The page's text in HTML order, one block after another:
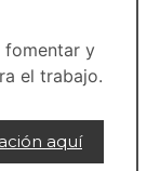
fomentar y
el trabajo.
aquí